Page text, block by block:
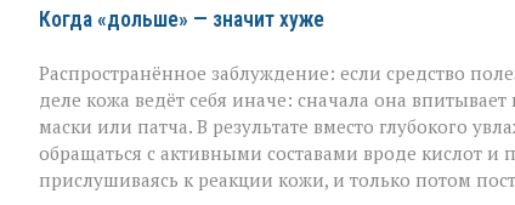
о
скрытых
ошибках
в
уходе
Когда «дольше» — значит хуже
Распространённое заблуждение: если средство
деле кожа ведёт себя иначе: сначала она впитывает
маски или патча. В результате вместо глубокого
обращаться с активными составами вроде кислот
прислушиваясь к реакции кожи, и только потом